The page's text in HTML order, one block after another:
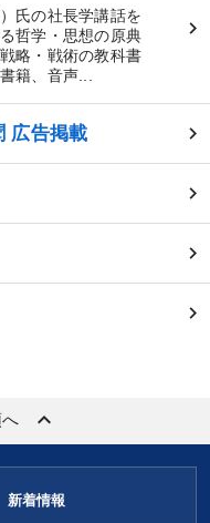
氏の社長学講話を
哲学・思想の原典
略・戦術の教科書
籍、音声...
広告掲載
keyboard_arrow_up
新着情報